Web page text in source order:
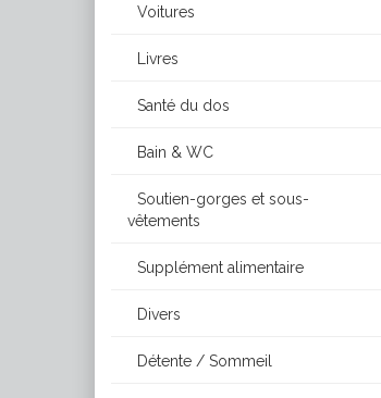
Voitures
Livres
Santé du dos
Bain & WC
Soutien-gorges et sous-
vêtements
Supplément alimentaire
Divers
Détente / Sommeil